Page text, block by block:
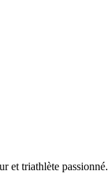
et triathlète passionné.